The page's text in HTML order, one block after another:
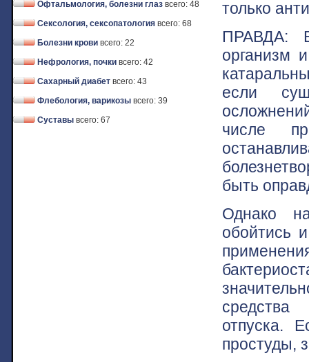
Офтальмология, болезни глаз всего: 48
Сексология, сексопатология всего: 68
Болезни крови всего: 22
Нефрология, почки всего: 42
Сахарный диабет всего: 43
Флебология, варикозы всего: 39
Суставы всего: 67
только
ПРАВДА:
организм
если
числе
быть
Однако
обойтись
средства
отпуска.
простуды,